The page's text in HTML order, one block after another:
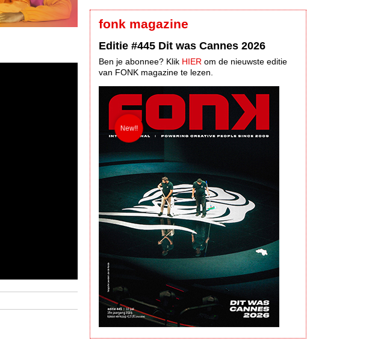
fonk magazine
Editie #445 Dit was Cannes 2026
Ben je abonnee? Klik HIER om de nieuwste editie
van FONK magazine te lezen.